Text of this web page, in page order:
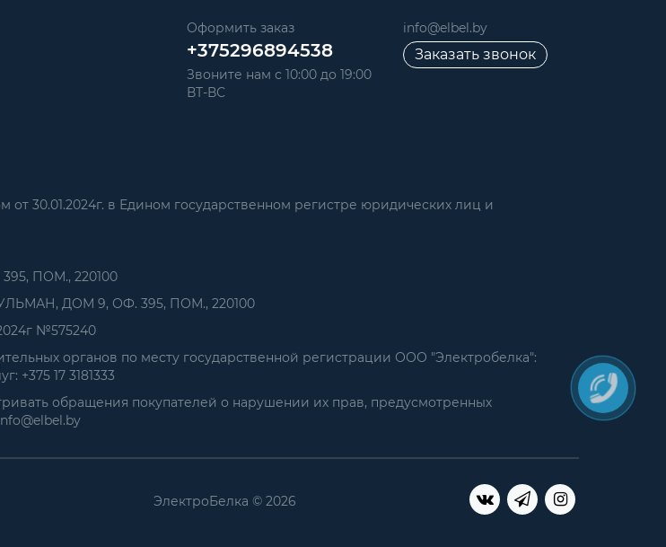
Оформить заказ
+375296894538
Звоните нам с 10:00 до 19:00
ВТ-ВС
info@elbel.by
Заказать звонок
30.01.2024г. в Едином государственном регистре юридических лиц и
ПОМ., 220100
ДОМ 9, ОФ. 395, ПОМ., 220100
№575240
органов по месту государственной регистрации ООО "Электробелка":
+375 17 3181333
обращения покупателей о нарушении их прав, предусмотренных
ЭлектроБелка © 2026